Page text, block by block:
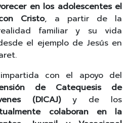
en los adolescentes el
Cristo, a partir de la
familiar y su vida
el ejemplo de Jesús en
con el apoyo del
de Catequesis de
(DICAJ)y de los
colaboran en la